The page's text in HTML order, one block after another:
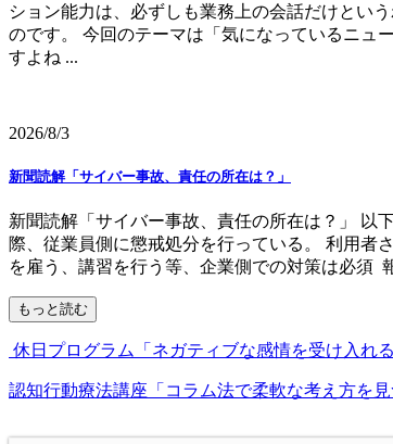
ション能力は、必ずしも業務上の会話だけとい
のです。 今回のテーマは「気になっているニュ
すよね ...
2026/8/3
新聞読解「サイバー事故、責任の所在は？」
新聞読解「サイバー事故、責任の所在は？」 以
際、従業員側に懲戒処分を行っている。 利用者
を雇う、講習を行う等、企業側での対策は必須
もっと読む
休日プログラム「ネガティブな感情を受け入れる
認知行動療法講座「コラム法で柔軟な考え方を見